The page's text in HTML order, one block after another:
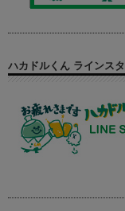
ハカドルくん ラインス